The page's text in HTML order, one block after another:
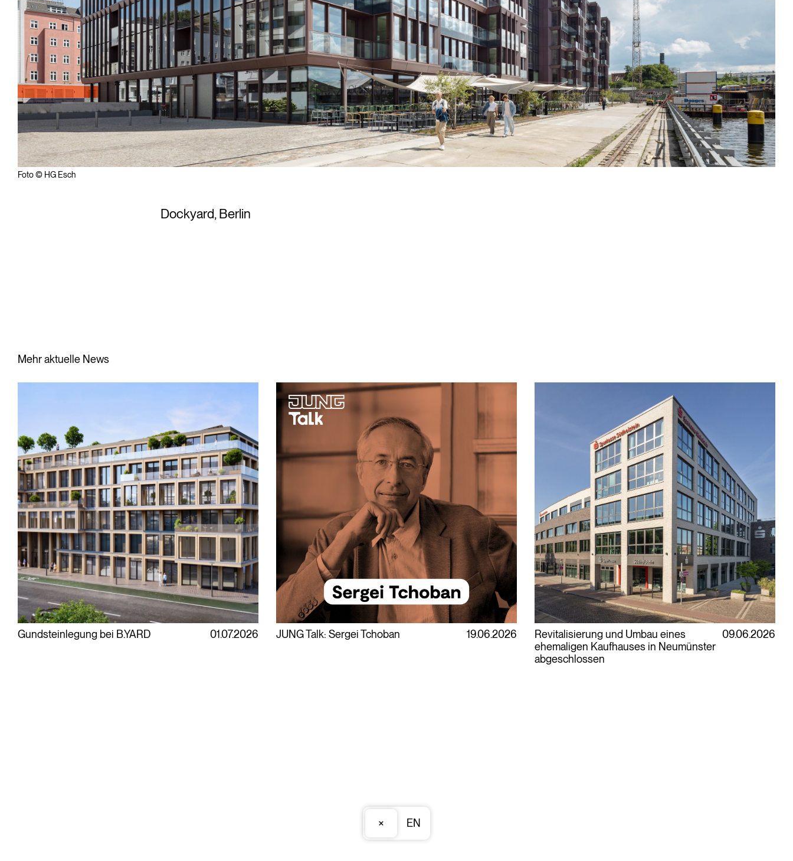
× EN
Foto © HG Esch
Dockyard, Berlin
Mehr aktuelle News
Gundsteinlegung bei B.YARD 01.07.2026 JUNG Talk: Sergei Tchoban 19.06.2026
Revitalisierung und Umbau eines
ehemaligen Kaufhauses in Neumünster
abgeschlossen
09.06.2026